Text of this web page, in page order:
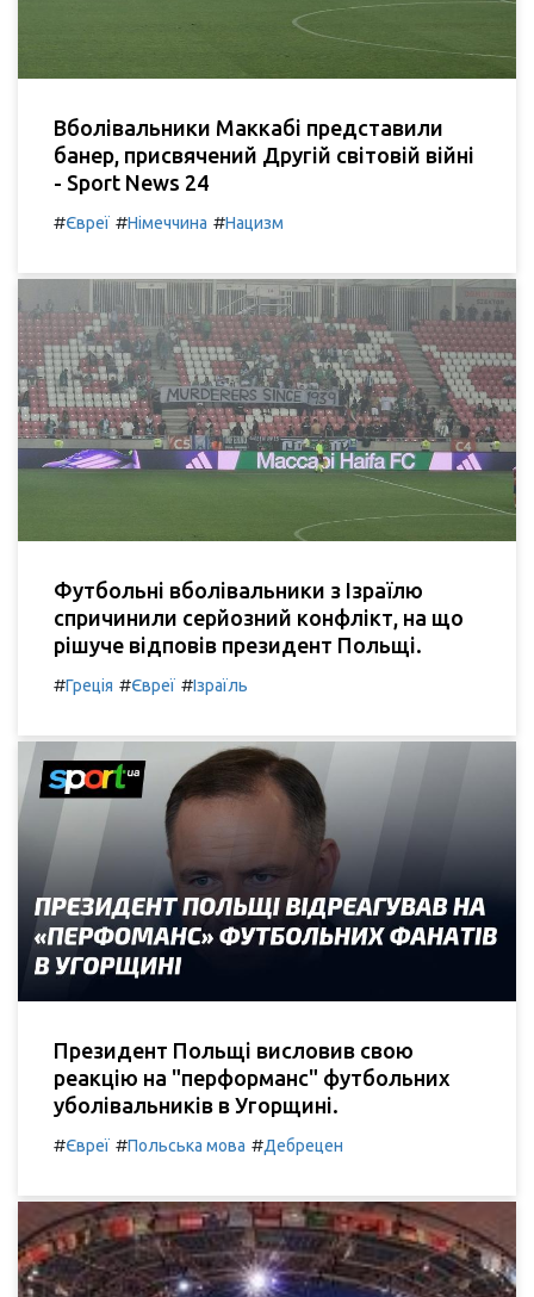
Вболівальники Маккабі представили
банер, присвячений Другій світовій війні
- Sport News 24
#Євреї #Німеччина #Нацизм
Футбольні вболівальники з Ізраїлю
спричинили серйозний конфлікт, на що
рішуче відповів президент Польщі.
#Греція #Євреї #Ізраїль
Президент Польщі висловив свою
реакцію на "перформанс" футбольних
уболівальників в Угорщині.
#Євреї #Польська мова #Дебрецен